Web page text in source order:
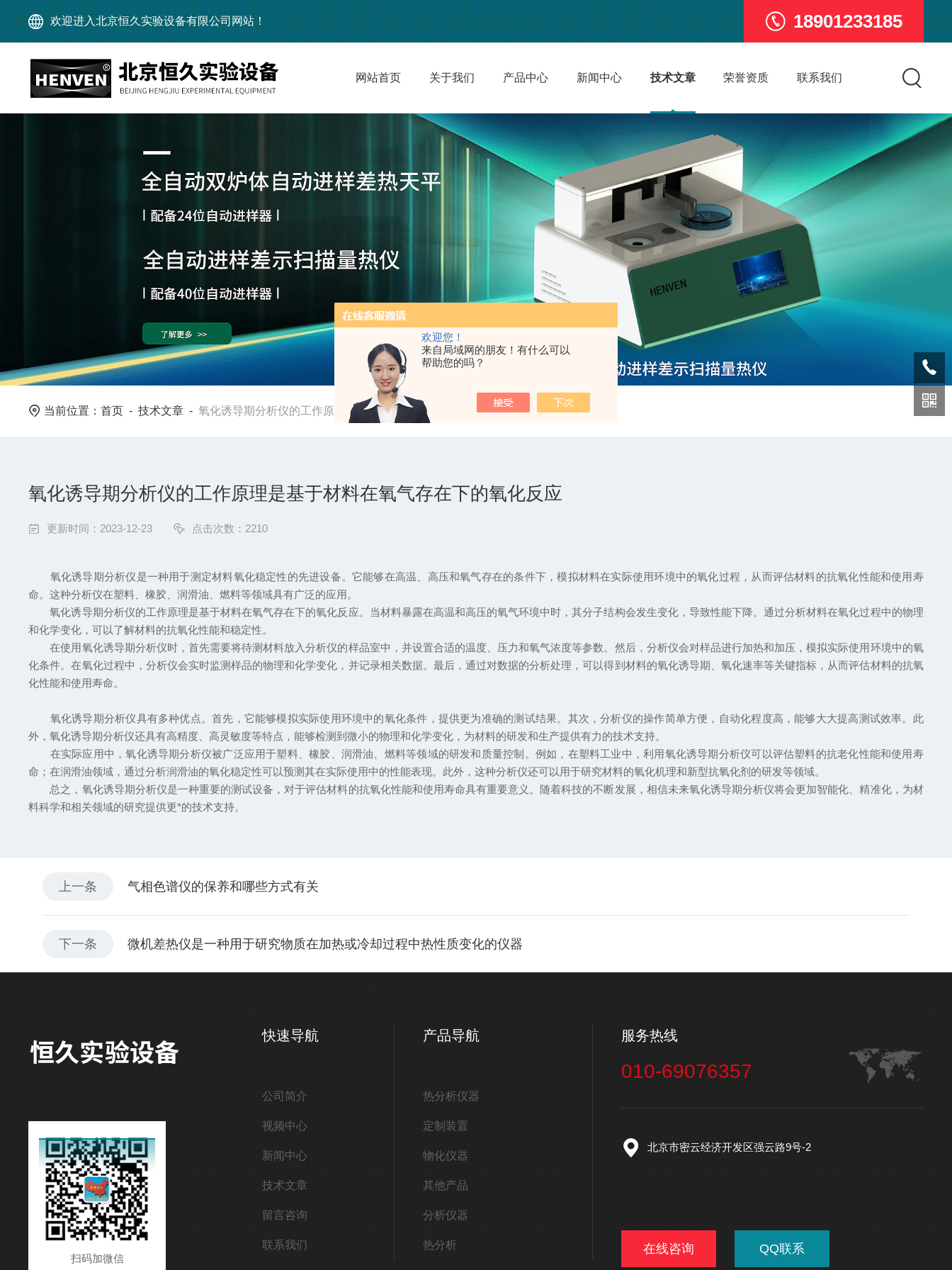
欢迎您！
来自局域网的朋友！有什么可以
帮助您的吗？
欢迎进入北京恒久实验设备有限公司网站！ 18901233185
网站首页 关于我们 产品中心 新闻中心 技术文章 荣誉资质 联系我们
当前位置：首页 -技术文章 -氧化诱导期分析仪的工作原理是基于材料在氧气存在下的氧化反应
氧化诱导期分析仪的工作原理是基于材料在氧气存在下的氧化反应
更新时间：2023-12-23 点击次数：2210
氧化诱导期分析仪是一种用于测定材料氧化稳定性的先进设备。它能够在高温、高压和氧气存在的条件下，模拟材料在实际使用环境中的氧化过程，从而评估材料的抗氧化性能和使用寿
命。这种分析仪在塑料、橡胶、润滑油、燃料等领域具有广泛的应用。
氧化诱导期分析仪的工作原理是基于材料在氧气存在下的氧化反应。当材料暴露在高温和高压的氧气环境中时，其分子结构会发生变化，导致性能下降。通过分析材料在氧化过程中的物理
和化学变化，可以了解材料的抗氧化性能和稳定性。
在使用氧化诱导期分析仪时，首先需要将待测材料放入分析仪的样品室中，并设置合适的温度、压力和氧气浓度等参数。然后，分析仪会对样品进行加热和加压，模拟实际使用环境中的氧
化条件。在氧化过程中，分析仪会实时监测样品的物理和化学变化，并记录相关数据。最后，通过对数据的分析处理，可以得到材料的氧化诱导期、氧化速率等关键指标，从而评估材料的抗氧
化性能和使用寿命。
氧化诱导期分析仪具有多种优点。首先，它能够模拟实际使用环境中的氧化条件，提供更为准确的测试结果。其次，分析仪的操作简单方便，自动化程度高，能够大大提高测试效率。此
外，氧化诱导期分析仪还具有高精度、高灵敏度等特点，能够检测到微小的物理和化学变化，为材料的研发和生产提供有力的技术支持。
在实际应用中，氧化诱导期分析仪被广泛应用于塑料、橡胶、润滑油、燃料等领域的研发和质量控制。例如，在塑料工业中，利用氧化诱导期分析仪可以评估塑料的抗老化性能和使用寿
命；在润滑油领域，通过分析润滑油的氧化稳定性可以预测其在实际使用中的性能表现。此外，这种分析仪还可以用于研究材料的氧化机理和新型抗氧化剂的研发等领域。
总之，氧化诱导期分析仪是一种重要的测试设备，对于评估材料的抗氧化性能和使用寿命具有重要意义。随着科技的不断发展，相信未来氧化诱导期分析仪将会更加智能化、精准化，为材
料科学和相关领域的研究提供更*的技术支持。
上一条 气相色谱仪的保养和哪些方式有关
下一条 微机差热仪是一种用于研究物质在加热或冷却过程中热性质变化的仪器
扫码加微信
快速导航
公司简介
视频中心
新闻中心
技术文章
留言咨询
联系我们
产品导航
热分析仪器
定制装置
物化仪器
其他产品
分析仪器
热分析
服务热线
010-69076357
北京市密云经济开发区强云路9号-2
在线咨询 QQ联系